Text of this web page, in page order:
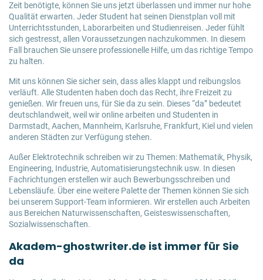
Zeit benötigte, können Sie uns jetzt überlassen und immer nur hohe
Qualität erwarten. Jeder Student hat seinen Dienstplan voll mit
Unterrichtsstunden, Laborarbeiten und Studienreisen. Jeder fühlt
sich gestresst, allen Voraussetzungen nachzukommen. In diesem
Fall brauchen Sie unsere professionelle Hilfe, um das richtige Tempo
zu halten.
Mit uns können Sie sicher sein, dass alles klappt und reibungslos
verläuft. Alle Studenten haben doch das Recht, ihre Freizeit zu
genießen. Wir freuen uns, für Sie da zu sein. Dieses “da” bedeutet
deutschlandweit, weil wir online arbeiten und Studenten in
Darmstadt, Aachen, Mannheim, Karlsruhe, Frankfurt, Kiel und vielen
anderen Städten zur Verfügung stehen.
Außer Elektrotechnik schreiben wir zu Themen: Mathematik, Physik,
Engineering, Industrie, Automatisierungstechnik usw. In diesen
Fachrichtungen erstellen wir auch Bewerbungsschreiben und
Lebensläufe. Über eine weitere Palette der Themen können Sie sich
bei unserem Support-Team informieren. Wir erstellen auch Arbeiten
aus Bereichen Naturwissenschaften, Geisteswissenschaften,
Sozialwissenschaften.
Akadem-ghostwriter.de ist immer für Sie
da